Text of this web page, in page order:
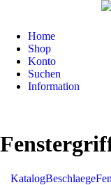
Home
Shop
Konto
Suchen
Information
KatalogBeschlaege